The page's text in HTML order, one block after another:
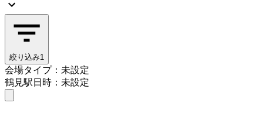
絞り込み1
会場タイプ：未設定
鶴見駅日時：未設定